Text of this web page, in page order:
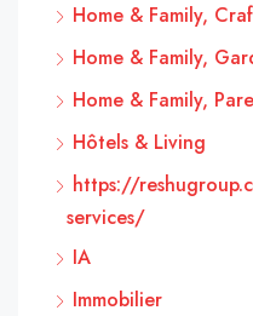
Home & Family,
Home & Family,
Home & Family,
Hôtels & Living
https://
services/
IA
Immobilier